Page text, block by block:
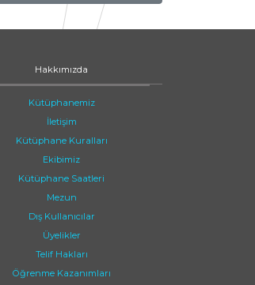
Hakkımızda
Kütüphanemiz
İletişim
Kütüphane Kuralları
Ekibimiz
Kütüphane Saatleri
Mezun
Dış Kullanıcılar
Üyelikler
Telif Hakları
Öğrenme Kazanımları